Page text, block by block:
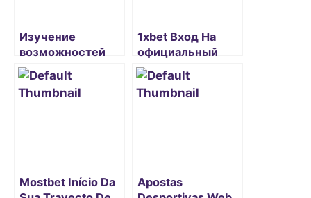
Изучение
возможностей
живой ставки на
официальном
сайте 1хбет
1xbet Вход На
официальный
Сайт Через
рабочее Зеркало
Mostbet Início Da
Apostas